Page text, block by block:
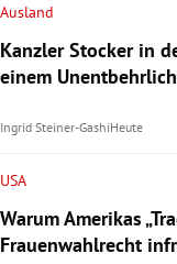
Ausland
Kanzler Stocker in
einem
Ingrid Steiner-GashiHeute
USA
Warum Amerikas
Frauenwahlrecht